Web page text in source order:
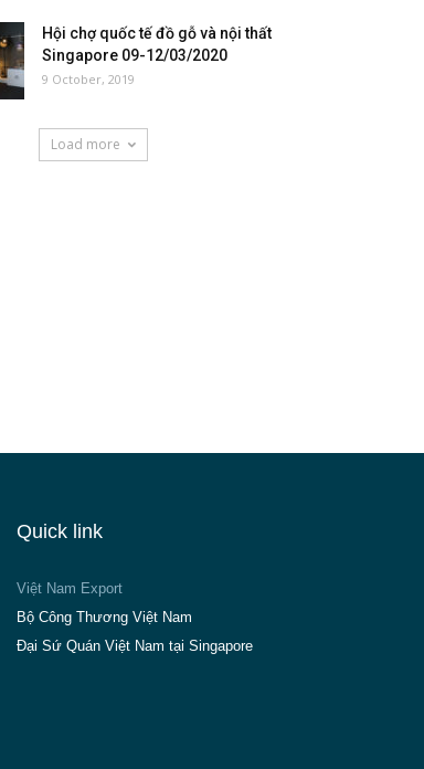
Hội chợ quốc tế đồ gỗ và nội thất
Singapore 09-12/03/2020
9 October, 2019
Load more
Quick link
Việt Nam Export
Bộ Công Thương Việt Nam
Đại Sứ Quán Việt Nam tại Singapore